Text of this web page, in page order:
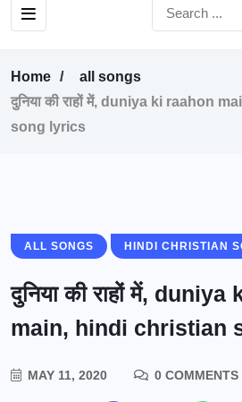
Home
all songs
दुनिया की राहों में, duniya ki raahon
song lyrics
ALL SONGS HINDI CHRISTIAN
दुनिया की राहों में,
main, hindi christian
MAY 11, 2020 0 COMMENTS